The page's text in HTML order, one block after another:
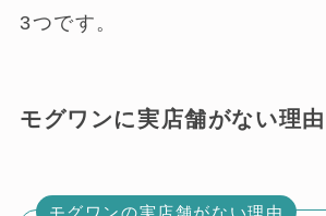
3つです。
モグワンに実店舗がない理
モグワンの実店舗がない理由